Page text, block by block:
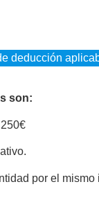
deducción
son:
por el